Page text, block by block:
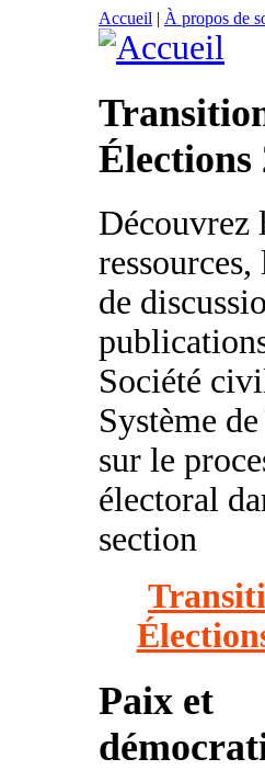
Accueil | À propos de
Élections
Découvrez
de
Société
Système
sur le
électoral
section
Paix et